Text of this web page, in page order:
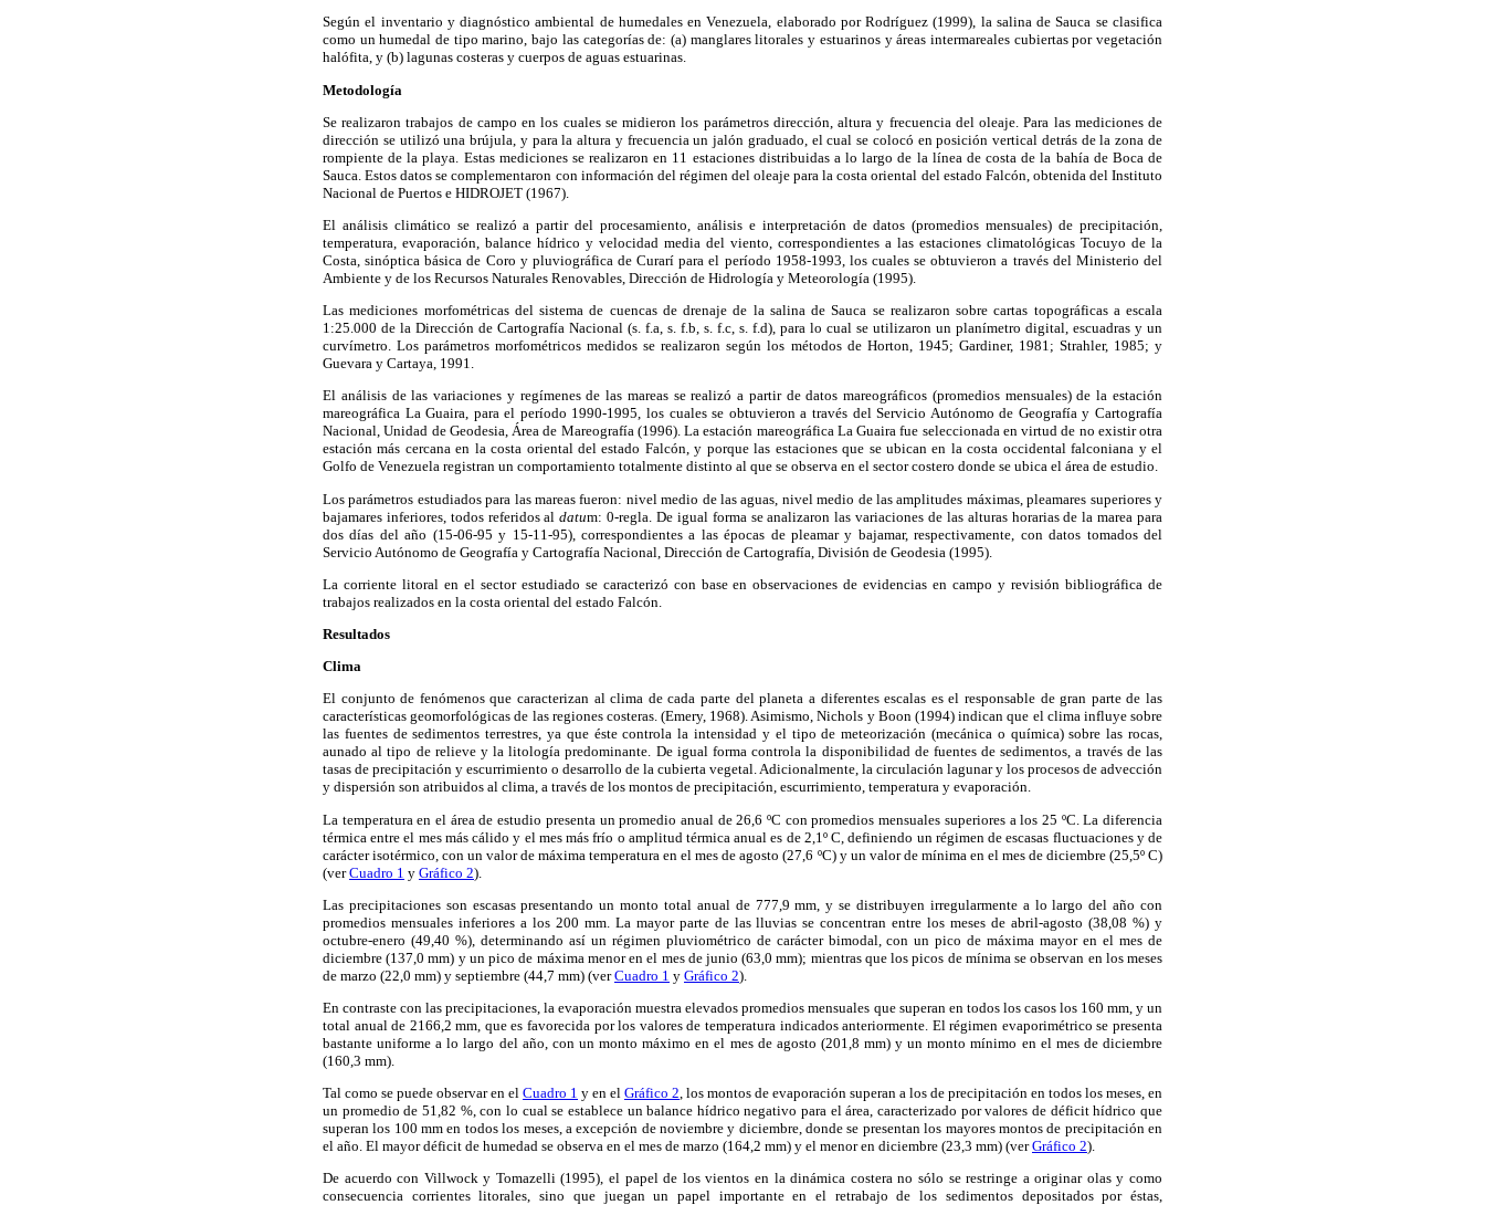
Según el inventario y diagnóstico ambiental de humedales en Venezuela, elaborado por Rodríguez (1999), la salina de Sauca se clasifica
como un humedal de tipo marino, bajo las categorías de: (a) manglares litorales y estuarinos y áreas intermareales cubiertas por vegetación
halófita, y (b) lagunas costeras y cuerpos de aguas estuarinas.
Metodología
Se realizaron trabajos de campo en los cuales se midieron los parámetros dirección, altura y frecuencia del oleaje. Para las mediciones de
dirección se utilizó una brújula, y para la altura y frecuencia un jalón graduado, el cual se colocó en posición vertical detrás de la zona de
rompiente de la playa. Estas mediciones se realizaron en 11 estaciones distribuidas a lo largo de la línea de costa de la bahía de Boca de
Sauca. Estos datos se complementaron con información del régimen del oleaje para la costa oriental del estado Falcón, obtenida del Instituto
Nacional de Puertos e HIDROJET (1967).
El análisis climático se realizó a partir del procesamiento, análisis e interpretación de datos (promedios mensuales) de precipitación,
temperatura, evaporación, balance hídrico y velocidad media del viento, correspondientes a las estaciones climatológicas Tocuyo de la
Costa, sinóptica básica de Coro y pluviográfica de Curarí para el período 1958-1993, los cuales se obtuvieron a través del Ministerio del
Ambiente y de los Recursos Naturales Renovables, Dirección de Hidrología y Meteorología (1995).
Las mediciones morfométricas del sistema de cuencas de drenaje de la salina de Sauca se realizaron sobre cartas topográficas a escala
1:25.000 de la Dirección de Cartografía Nacional (s. f.a, s. f.b, s. f.c, s. f.d), para lo cual se utilizaron un planímetro digital, escuadras y un
curvímetro. Los parámetros morfométricos medidos se realizaron según los métodos de Horton, 1945; Gardiner, 1981; Strahler, 1985; y
Guevara y Cartaya, 1991.
El análisis de las variaciones y regímenes de las mareas se realizó a partir de datos mareográficos (promedios mensuales) de la estación
mareográfica La Guaira, para el período 1990-1995, los cuales se obtuvieron a través del Servicio Autónomo de Geografía y Cartografía
Nacional, Unidad de Geodesia, Área de Mareografía (1996). La estación mareográfica La Guaira fue seleccionada en virtud de no existir otra
estación más cercana en la costa oriental del estado Falcón, y porque las estaciones que se ubican en la costa occidental falconiana y el
Golfo de Venezuela registran un comportamiento totalmente distinto al que se observa en el sector costero donde se ubica el área de estudio.
Los parámetros estudiados para las mareas fueron: nivel medio de las aguas, nivel medio de las amplitudes máximas, pleamares superiores y
bajamares inferiores, todos referidos aldatum: 0-regla. De igual forma se analizaron las variaciones de las alturas horarias de la marea para
dos días del año (15-06-95 y 15-11-95), correspondientes a las épocas de pleamar y bajamar, respectivamente, con datos tomados del
Servicio Autónomo de Geografía y Cartografía Nacional, Dirección de Cartografía, División de Geodesia (1995).
La corriente litoral en el sector estudiado se caracterizó con base en observaciones de evidencias en campo y revisión bibliográfica de
trabajos realizados en la costa oriental del estado Falcón.
Resultados
Clima
El conjunto de fenómenos que caracterizan al clima de cada parte del planeta a diferentes escalas es el responsable de gran parte de las
características geomorfológicas de las regiones costeras. (Emery, 1968). Asimismo, Nichols y Boon (1994) indican que el clima influye sobre
las fuentes de sedimentos terrestres, ya que éste controla la intensidad y el tipo de meteorización (mecánica o química) sobre las rocas,
aunado al tipo de relieve y la litología predominante. De igual forma controla la disponibilidad de fuentes de sedimentos, a través de las
tasas de precipitación y escurrimiento o desarrollo de la cubierta vegetal. Adicionalmente, la circulación lagunar y los procesos de advección
y dispersión son atribuidos al clima, a través de los montos de precipitación, escurrimiento, temperatura y evaporación.
La temperatura en el área de estudio presenta un promedio anual de 26,6 ºC con promedios mensuales superiores a los 25 ºC. La diferencia
térmica entre el mes más cálido y el mes más frío o amplitud térmica anual es de 2,1º C, definiendo un régimen de escasas fluctuaciones y de
carácter isotérmico, con un valor de máxima temperatura en el mes de agosto (27,6 ºC) y un valor de mínima en el mes de diciembre (25,5º C)
(verCuadro 1 y Gráfico 2).
Las precipitaciones son escasas presentando un monto total anual de 777,9 mm, y se distribuyen irregularmente a lo largo del año con
promedios mensuales inferiores a los 200 mm. La mayor parte de las lluvias se concentran entre los meses de abril-agosto (38,08 %) y
octubre-enero (49,40 %), determinando así un régimen pluviométrico de carácter bimodal, con un pico de máxima mayor en el mes de
diciembre (137,0 mm) y un pico de máxima menor en el mes de junio (63,0 mm); mientras que los picos de mínima se observan en los meses
de marzo (22,0 mm) y septiembre (44,7 mm) (verCuadro 1 y Gráfico 2).
En contraste con las precipitaciones, la evaporación muestra elevados promedios mensuales que superan en todos los casos los 160 mm, y un
total anual de 2166,2 mm, que es favorecida por los valores de temperatura indicados anteriormente. El régimen evaporimétrico se presenta
bastante uniforme a lo largo del año, con un monto máximo en el mes de agosto (201,8 mm) y un monto mínimo en el mes de diciembre
(160,3 mm).
Tal como se puede observar en el Cuadro 1 y en el Gráfico 2, los montos de evaporación superan a los de precipitación en todos los meses, en
un promedio de 51,82 %, con lo cual se establece un balance hídrico negativo para el área, caracterizado por valores de déficit hídrico que
superan los 100 mm en todos los meses, a excepción de noviembre y diciembre, donde se presentan los mayores montos de precipitación en
el año. El mayor déficit de humedad se observa en el mes de marzo (164,2 mm) y el menor en diciembre (23,3 mm) (verGráfico 2).
De acuerdo con Villwock y Tomazelli (1995), el papel de los vientos en la dinámica costera no sólo se restringe a originar olas y como
consecuencia corrientes litorales, sino que juegan un papel importante en el retrabajo de los sedimentos depositados por éstas,